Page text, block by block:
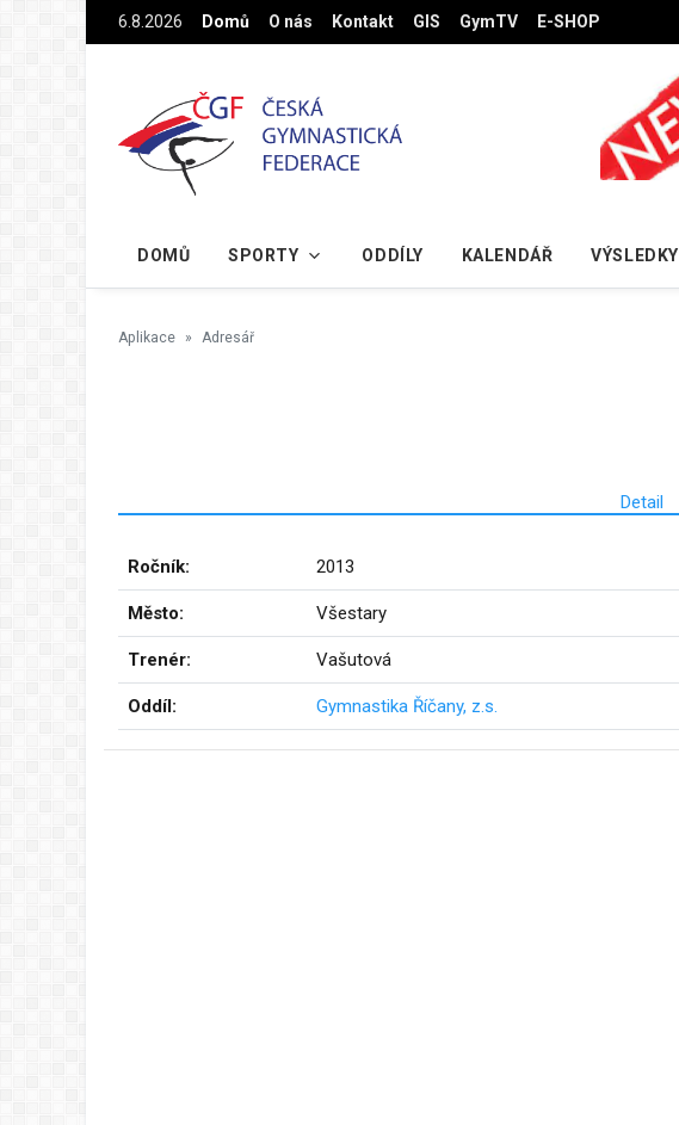
Na hlavní obsah6.8.2026 Domů O nás Kontakt GIS GymTV E-SHOP
DOMŮ SPORTY ODDÍLY KALENDÁŘ VÝSLEDKY
Aplikace Adresář
Detail
Ročník: 2013
Město: Všestary
Trenér: Vašutová
Oddíl: Gymnastika Říčany, z.s.